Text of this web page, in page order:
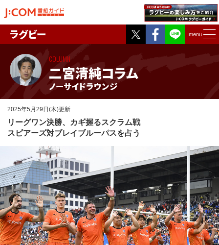
Twitter
Facebook
menu
ラグビー
二宮清純コラム
ノーサイドラウンジ
COLUMN
2025年5月29日(木)更新
リーグワン決勝、カギ握るスクラム戦
スピアーズ対ブレイブルーパスを占う